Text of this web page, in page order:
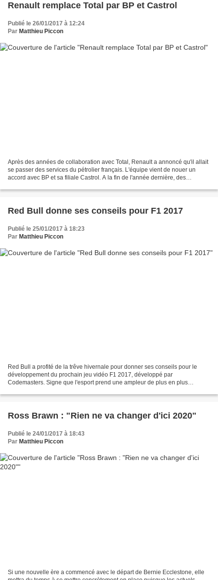
Renault remplace Total par BP et Castrol
Publié le 26/01/2017 à 12:24
Par Matthieu Piccon
Après des années de collaboration avec Total, Renault a annoncé qu'il allait
se passer des services du pétrolier français. L'équipe vient de nouer un
accord avec BP et sa filiale Castrol. A la fin de l'année dernière, des
Red Bull donne ses conseils pour F1 2017
Publié le 25/01/2017 à 18:23
Par Matthieu Piccon
Red Bull a profité de la trêve hivernale pour donner ses conseils pour le
développement du prochain jeu vidéo F1 2017, développé par
Codemasters. Signe que l'esport prend une ampleur de plus en plus
Ross Brawn : "Rien ne va changer d'ici 2020"
Publié le 24/01/2017 à 18:43
Par Matthieu Piccon
Si une nouvelle ère a commencé avec le départ de Bernie Ecclestone, elle